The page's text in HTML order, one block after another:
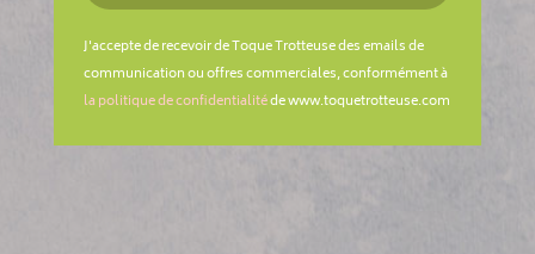
J'accepte de recevoir de Toque Trotteuse des emails de
communication ou offres commerciales, conformément à
la politique de confidentialitéde www.toquetrotteuse.com